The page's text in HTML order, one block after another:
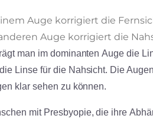
Auge korrigiert die
Auge korrigiert die
man im dominanten Auge die
Linse für die Nahsicht. Die
klar sehen zu können.
mit Presbyopie, die ihre